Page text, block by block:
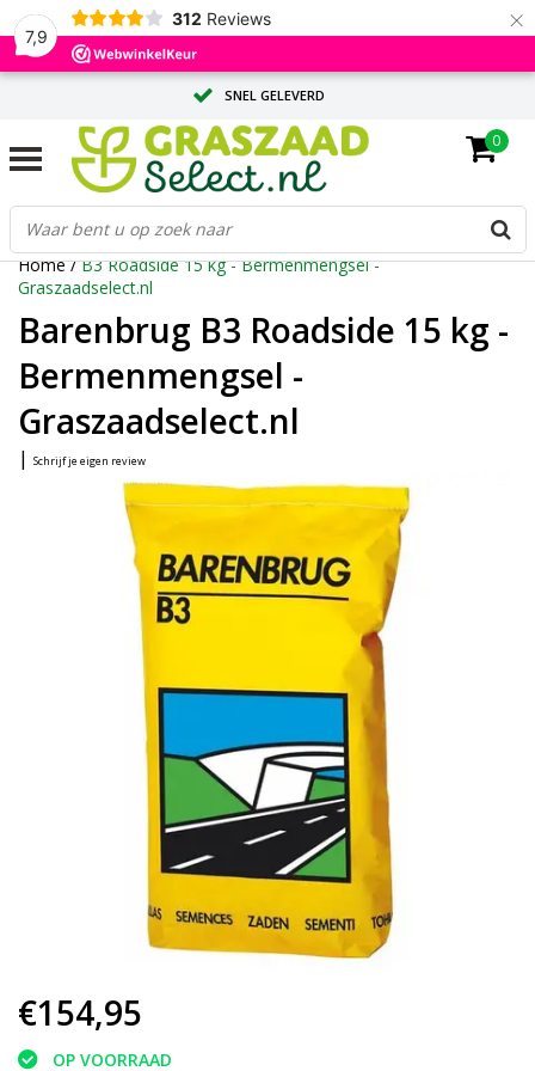
7,9
312 Reviews ×
SNEL GELEVERD
ADVIES OP MAAT DOOR ONZE EXPERTS
GROTE HOEVEELHEID? VRAAG EEN OFFERTE AAN
0
Home/B3 Roadside 15 kg - Bermenmengsel -
Graszaadselect.nl
Barenbrug B3 Roadside 15 kg -
Bermenmengsel -
Graszaadselect.nl
| Schrijf je eigen review
€154,95
OP VOORRAAD